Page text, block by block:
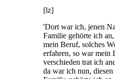
[lz]
'Dort war ich, jenen
Familie gehörte ich
mein Beruf, solches
erfahren, so war mein
verschieden trat ich
da war ich nun,